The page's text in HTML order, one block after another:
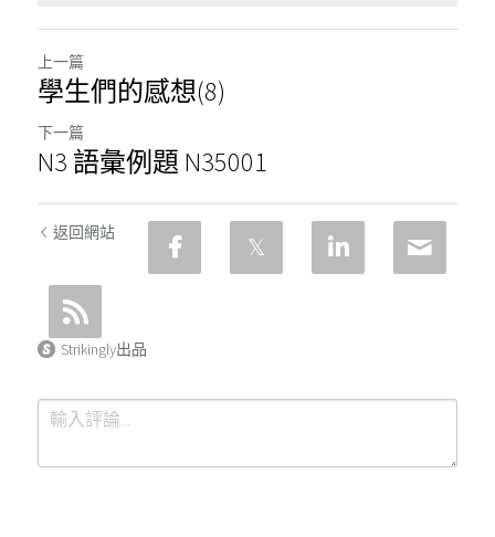
上一篇
學生們的感想(8)
下一篇
N3 語彙例題 N35001
返回網站
Strikingly出品